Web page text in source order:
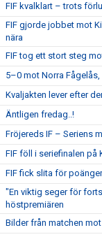
FIF kvalklart – trots
FIF gjorde jobbet mot
nära
FIF tog ett stort steg
5–0 mot Norra
Kvaljakten lever efter
Äntligen fredag..!
Fröjereds IF – Seriens
FIF föll i seriefinalen på
FIF fick slita för
"En viktig seger för
höstpremiären
Bilder från matchen